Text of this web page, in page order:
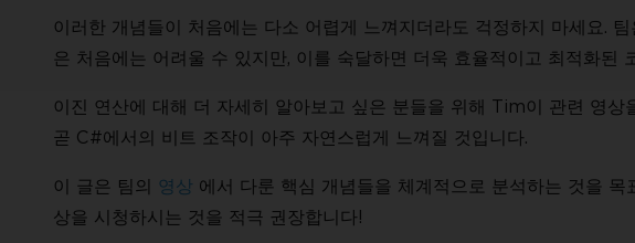
이러한 개념들이 처음에는 다소 어렵게 느껴지더라도 걱정하지 마세요.
은 처음에는 어려울 수 있지만, 이를 숙달하면 더욱 효율적이고 최적화된
이진 연산에 대해 더 자세히 알아보고 싶은 분들을 위해 Tim이 관련 영상
곧 C#에서의 비트 조작이 아주 자연스럽게 느껴질 것입니다.
이 글은 팀의 영상 에서 다룬 핵심 개념들을 체계적으로 분석하는 것을
상을 시청하시는 것을 적극 권장합니다!